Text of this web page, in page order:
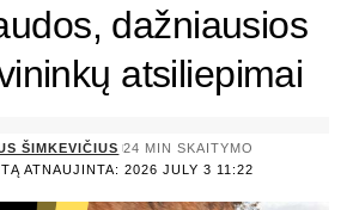
dažniausios
atsiliepimai
ATNAUJINTA: 2026 JULY 3 11:22
ŠIMKEVIČIUS 24 MIN SKAITYMO